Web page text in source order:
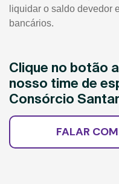
liquidar o saldo devedor
bancários.
Clique no botão
nosso time de
Consórcio
FALAR